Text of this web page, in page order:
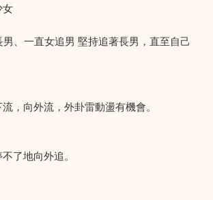
女
、一直女追男 堅持追著長男，直至自己
，向外流，外卦雷動盪有機會。
了地向外追。